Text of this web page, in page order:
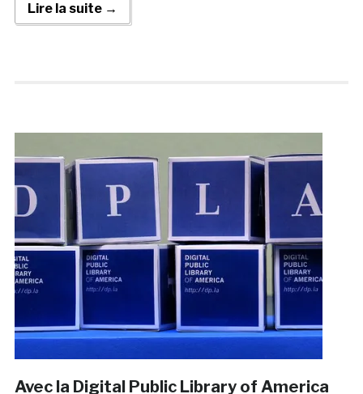
Lire la suite →
Avec la Digital Public Library of America